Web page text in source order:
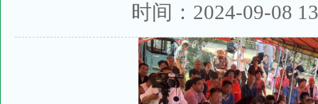
时间：2024-09-08